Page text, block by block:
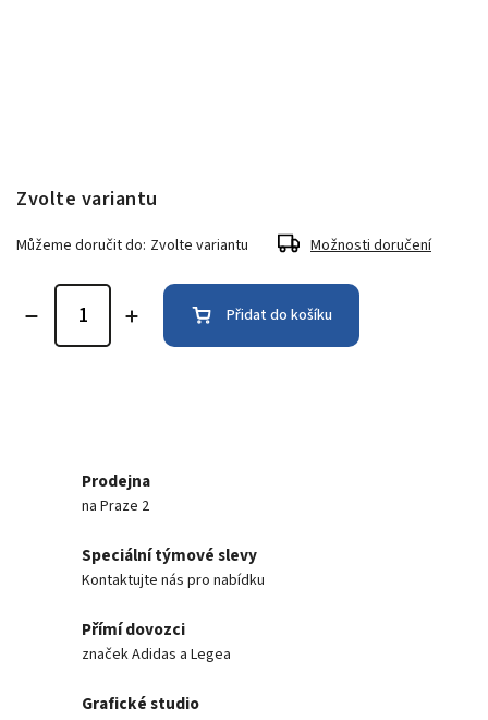
Zvolte variantu
Můžeme doručit do: Zvolte variantu Možnosti doručení
Přidat do košíku
Prodejna
na Praze 2
Speciální týmové slevy
Kontaktujte nás pro nabídku
Přímí dovozci
značek Adidas a Legea
Grafické studio